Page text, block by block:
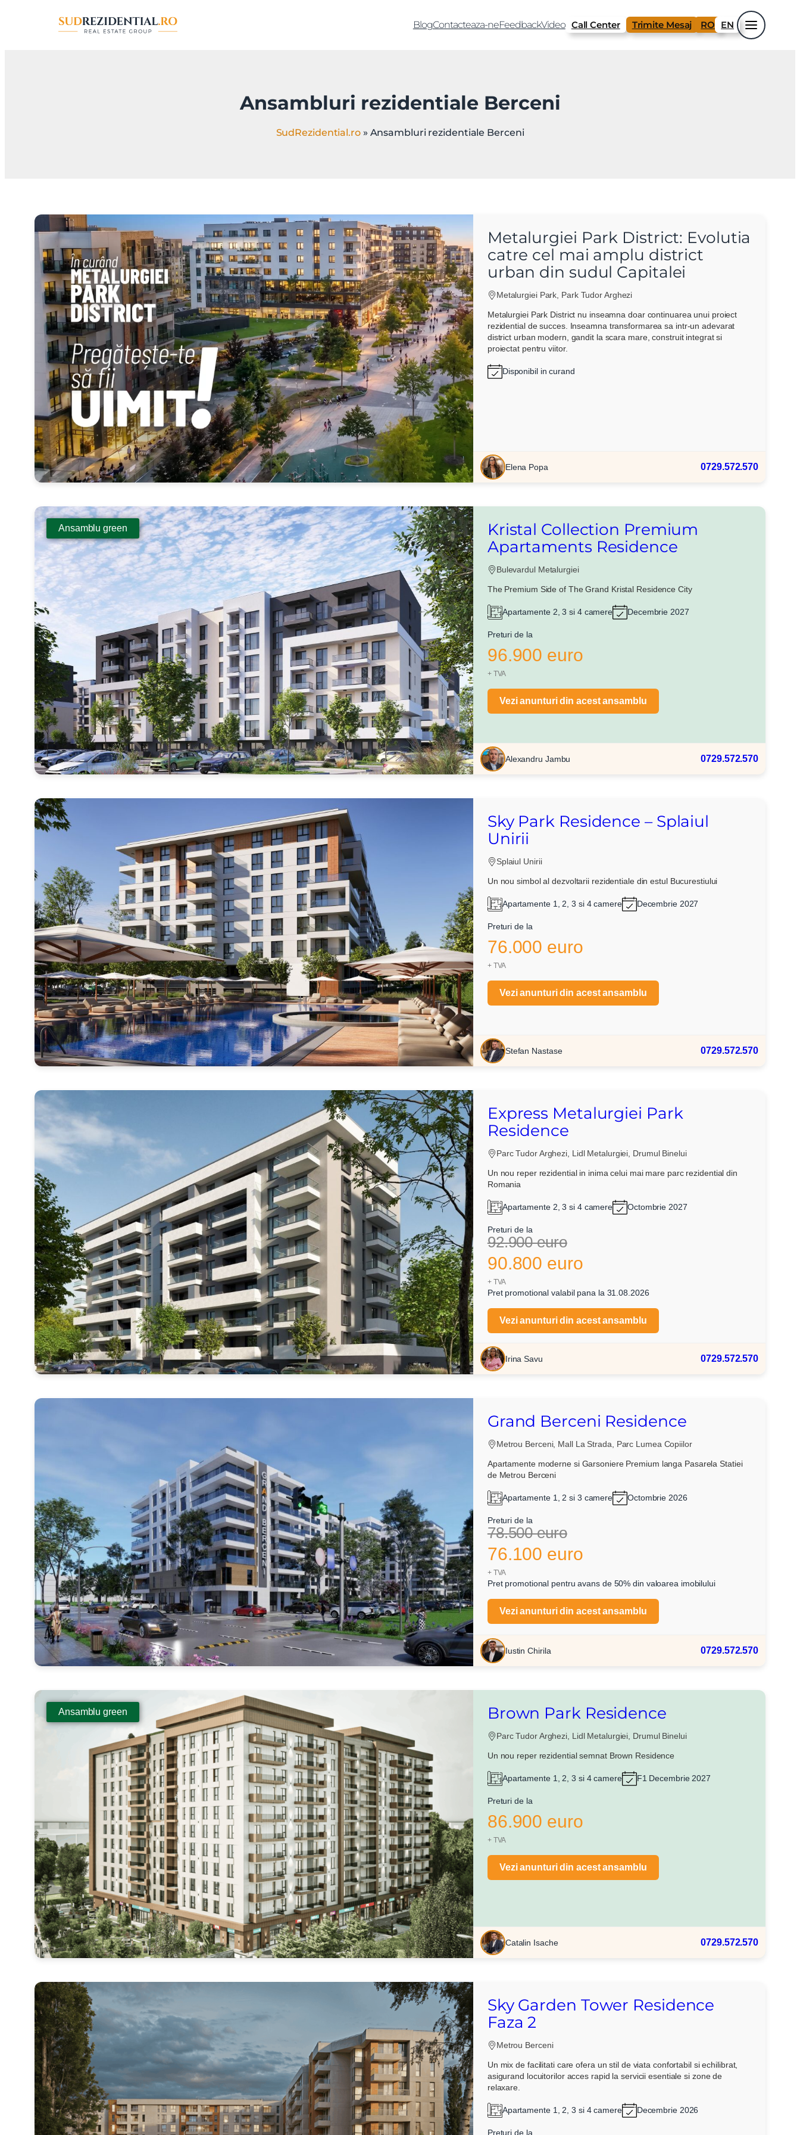
BlogContacteaza-neFeedbackVideo Call Center Trimite Mesaj RO EN
Ansambluri rezidentiale Berceni
SudRezidential.ro» Ansambluri rezidentiale Berceni
Metalurgiei Park District: Evolutia
catre cel mai amplu district
urban din sudul Capitalei
Metalurgiei Park, Park Tudor Arghezi
Metalurgiei Park District nu inseamna doar continuarea unui proiect
rezidential de succes. Inseamna transformarea sa intr-un adevarat
district urban modern, gandit la scara mare, construit integrat si
proiectat pentru viitor.
Disponibil in curand
Elena Popa 0729.572.570
Ansamblu green
Kristal Collection Premium
Apartaments Residence
Bulevardul Metalurgiei
The Premium Side of The Grand Kristal Residence City
Apartamente 2, 3 si 4 camere Decembrie 2027
Preturi de la
96.900 euro
+ TVA
Vezi anunturi din acest ansamblu
Alexandru Jambu 0729.572.570
Sky Park Residence – Splaiul
Unirii
Splaiul Unirii
Un nou simbol al dezvoltarii rezidentiale din estul Bucurestiului
Apartamente 1, 2, 3 si 4 camere Decembrie 2027
Preturi de la
76.000 euro
+ TVA
Vezi anunturi din acest ansamblu
Stefan Nastase 0729.572.570
Express Metalurgiei Park
Residence
Parc Tudor Arghezi, Lidl Metalurgiei, Drumul Binelui
Un nou reper rezidential in inima celui mai mare parc rezidential din
Romania
Apartamente 2, 3 si 4 camere Octombrie 2027
Preturi de la
92.900 euro
90.800 euro
+ TVA
Pret promotional valabil pana la 31.08.2026
Vezi anunturi din acest ansamblu
Irina Savu 0729.572.570
Grand Berceni Residence
Metrou Berceni, Mall La Strada, Parc Lumea Copiilor
Apartamente moderne si Garsoniere Premium langa Pasarela Statiei
de Metrou Berceni
Apartamente 1, 2 si 3 camere Octombrie 2026
Preturi de la
78.500 euro
76.100 euro
+ TVA
Pret promotional pentru avans de 50% din valoarea imobilului
Vezi anunturi din acest ansamblu
Iustin Chirila 0729.572.570
Ansamblu green Brown Park Residence
Parc Tudor Arghezi, Lidl Metalurgiei, Drumul Binelui
Un nou reper rezidential semnat Brown Residence
Apartamente 1, 2, 3 si 4 camere F1 Decembrie 2027
Preturi de la
86.900 euro
+ TVA
Vezi anunturi din acest ansamblu
Catalin Isache 0729.572.570
Sky Garden Tower Residence
Faza 2
Metrou Berceni
Un mix de facilitati care ofera un stil de viata confortabil si echilibrat,
asigurand locuitorilor acces rapid la servicii esentiale si zone de
relaxare.
Apartamente 1, 2, 3 si 4 camere Decembrie 2026
Preturi de la
X
Vreau sa fiu contactat
Nume
Telefon
Email
Mesaj